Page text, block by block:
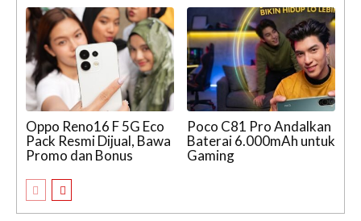
Oppo Reno16 F 5G Eco
Pack Resmi Dijual, Bawa
Promo dan Bonus
Poco C81 Pro Andalkan
Baterai 6.000mAh untuk
Gaming